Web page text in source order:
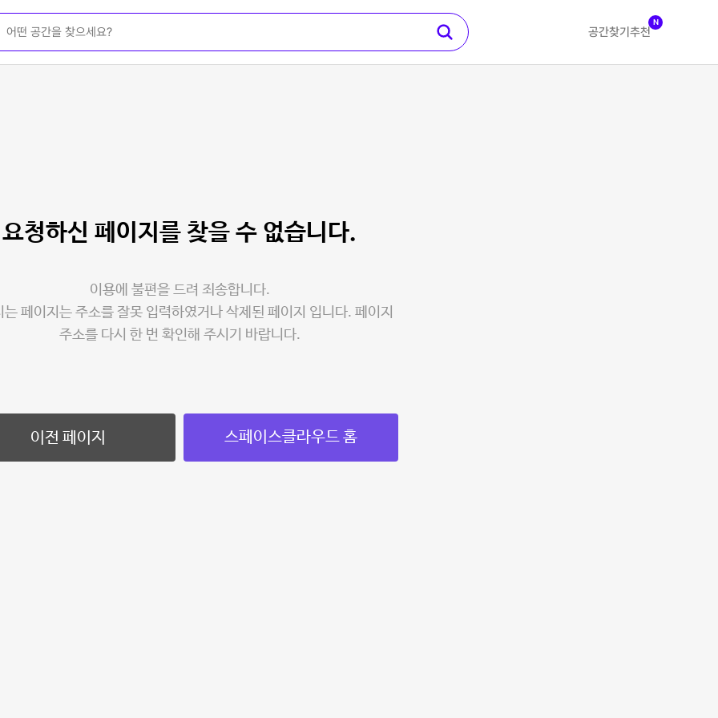
공간찾기 추천
N
요청하신 페이지를 찾을 수 없습니다.
이용에 불편을 드려 죄송합니다.
는 페이지는 주소를 잘못 입력하였거나 삭제된 페이지 입니다. 페이지
주소를 다시 한 번 확인해 주시기 바랍니다.
이전 페이지 스페이스클라우드 홈